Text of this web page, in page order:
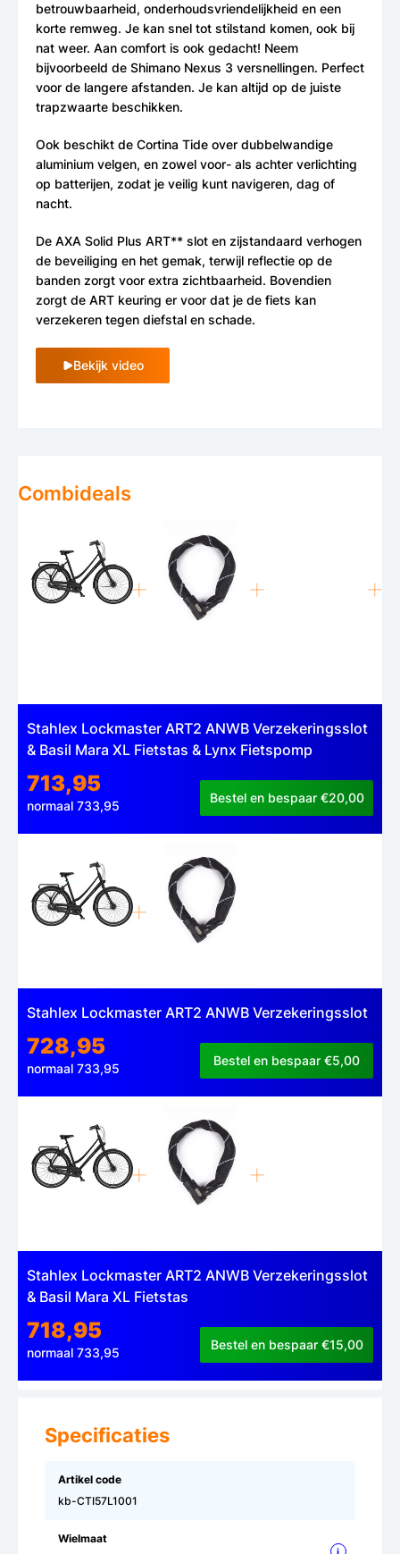
Combideals
Stahlex Lockmaster ART2 ANWB Verzekeringsslot
& Basil Mara XL Fietstas & Lynx Fietspomp
713,95
normaal 733,95
Bestel en bespaar €20,00
Stahlex Lockmaster ART2 ANWB Verzekeringsslot
728,95
normaal 733,95
Bestel en bespaar €5,00
Stahlex Lockmaster ART2 ANWB Verzekeringsslot
& Basil Mara XL Fietstas
718,95
normaal 733,95
Bestel en bespaar €15,00
betrouwbaarheid, onderhoudsvriendelijkheid en een
korte remweg. Je kan snel tot stilstand komen, ook bij
nat weer. Aan comfort is ook gedacht! Neem
bijvoorbeeld de Shimano Nexus 3 versnellingen. Perfect
voor de langere afstanden. Je kan altijd op de juiste
trapzwaarte beschikken.
Ook beschikt de Cortina Tide over dubbelwandige
aluminium velgen, en zowel voor- als achter verlichting
op batterijen, zodat je veilig kunt navigeren, dag of
nacht.
De AXA Solid Plus ART** slot en zijstandaard verhogen
de beveiliging en het gemak, terwijl reflectie op de
banden zorgt voor extra zichtbaarheid. Bovendien
zorgt de ART keuring er voor dat je de fiets kan
verzekeren tegen diefstal en schade.
Bekijk video
Specificaties
Artikel code
kb-CTI57L1001
Wielmaat